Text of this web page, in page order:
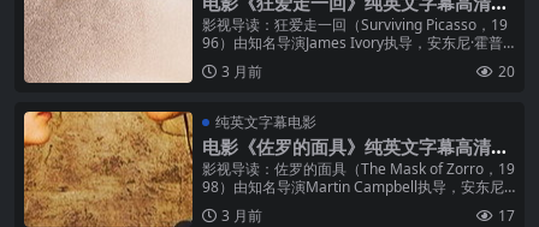
P4下载
影视导读：狂爱走一回（Surviving Picasso，19
96）由知名导演James Ivory执导，安东尼·霍普
金斯（Anthony Hopkins）出演...
3 月前 20
纯英文字幕电影
电影《佐罗的面具》纯英文字幕高清M
P4下载
影视导读：佐罗的面具（The Mask of Zorro，19
98）由知名导演Martin Campbell执导，安东尼·
霍普金斯（Anthony Hopkin...
3 月前 17